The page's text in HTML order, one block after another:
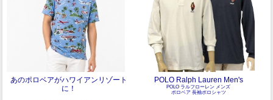
あのポロベアがハワイアンリゾート
に！
POLO Ralph Lauren Men's
POLO ラルフローレン メンズ
ポロベア 長袖ポロシャツ